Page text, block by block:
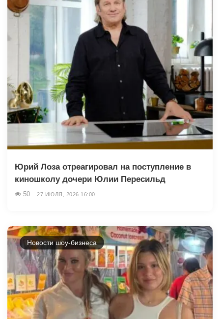
Юрий Лоза отреагировал на поступление в
киношколу дочери Юлии Пересильд
50 27 ИЮЛЯ, 2026 16:00
Новости шоу-бизнеса